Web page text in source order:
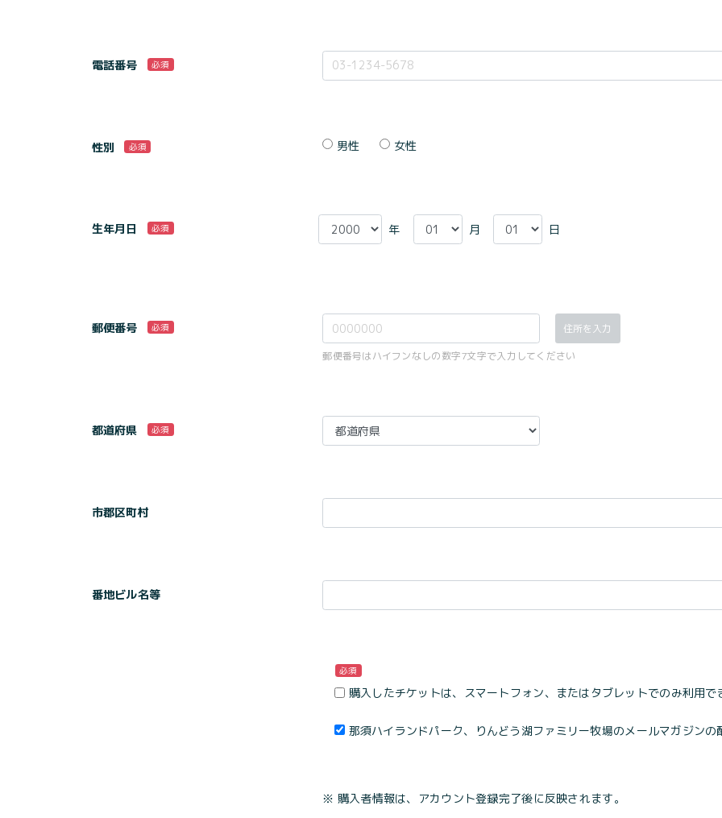
電話番号 必須
性別 必須 男性 女性
生年月日 必須 年 月 日
郵便番号 必須
住所を入力
郵便番号はハイフンなしの数字7文字で入力してください
都道府県 必須
市郡区町村
番地ビル名等
必須
購入したチケットは、スマートフォン、またはタブレットでのみ利用で
那須ハイランドパーク、りんどう湖ファミリー牧場のメールマガジンの
※ 購入者情報は、アカウント登録完了後に反映されます。